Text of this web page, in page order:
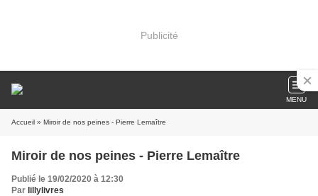
Publicité
MENU
Accueil » Miroir de nos peines - Pierre Lemaître
Miroir de nos peines - Pierre Lemaître
Publié le 19/02/2020 à 12:30
Par lillylivres